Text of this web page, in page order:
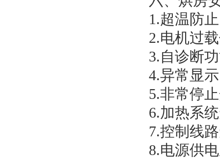
1.超温防
2.电机过
3.自诊断
4.异常显
5.非常停
6.加热系
7.控制线
8.电源供